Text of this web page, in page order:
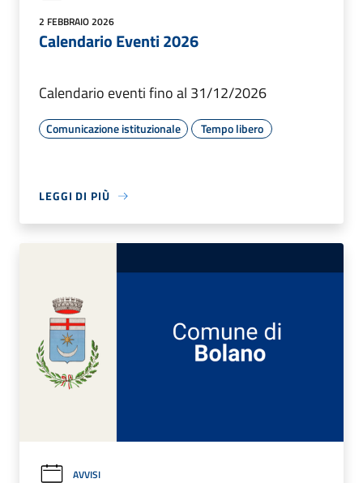
2 FEBBRAIO 2026
Calendario Eventi 2026
Calendario eventi fino al 31/12/2026
Comunicazione istituzionale Tempo libero
LEGGI DI PIÙ
AVVISI